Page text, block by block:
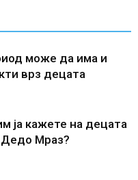
може да има и
врз децата
ја кажете на децата
Дедо Мраз?